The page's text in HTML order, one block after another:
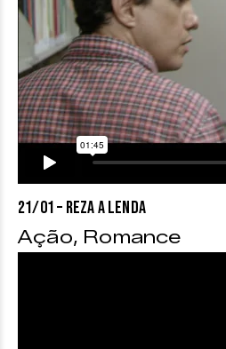
21/01 – REZA A LENDA
Ação, Romance